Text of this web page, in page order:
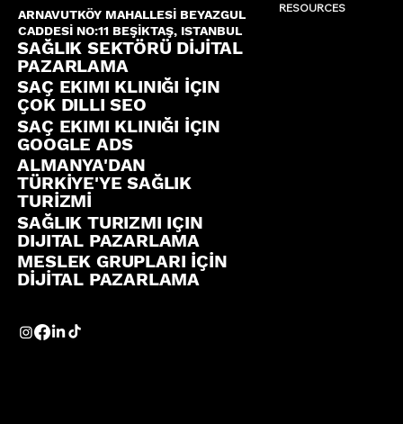
ARNAVUTKÖY MAHALLESİ BEYAZGUL
CADDESİ NO:11 BEŞİKTAŞ, ISTANBUL
SAĞLIK SEKTÖRÜ DİJİTAL
PAZARLAMA
SAÇ EKIMI KLINIĞI İÇIN
ÇOK DILLI SEO
SAÇ EKIMI KLINIĞI İÇIN
GOOGLE ADS
ALMANYA'DAN
TÜRKİYE'YE SAĞLIK
TURİZMİ
SAĞLIK TURIZMI IÇIN
DIJITAL PAZARLAMA
MESLEK GRUPLARI İÇİN
DİJİTAL PAZARLAMA
RESOURCES